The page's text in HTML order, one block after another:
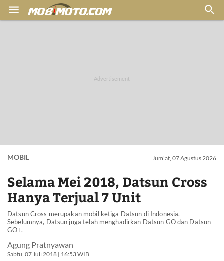
 
MOBIL Jum'at, 07 Agustus 2026
Selama Mei 2018, Datsun Cross
Hanya Terjual 7 Unit
Datsun Cross merupakan mobil ketiga Datsun di Indonesia.
Sebelumnya, Datsun juga telah menghadirkan Datsun GO dan Datsun
GO+.
Agung Pratnyawan
Sabtu, 07 Juli 2018 | 16:53 WIB